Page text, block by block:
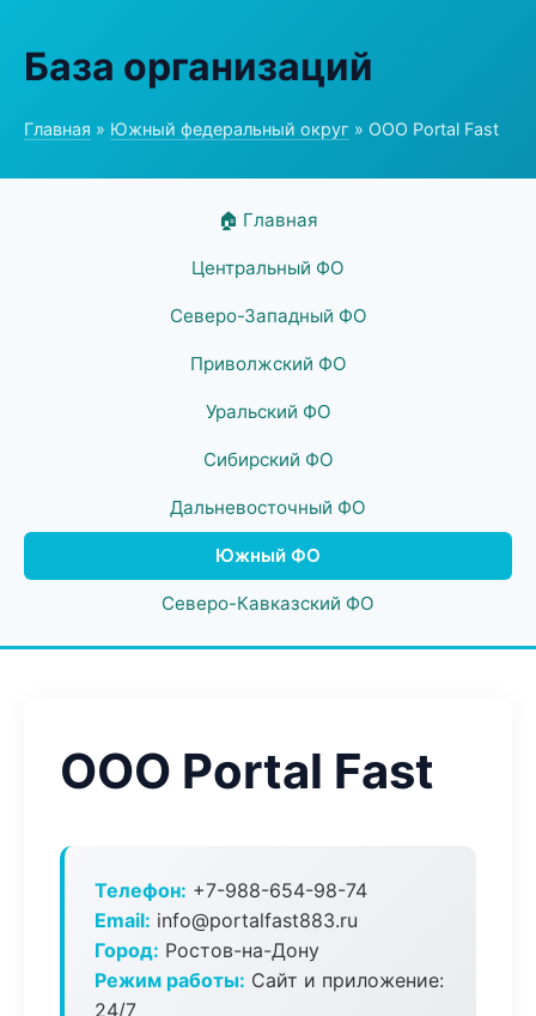
База организаций
Главная » Южный федеральный округ » ООО Portal Fast
🏠 Главная
Центральный ФО
Северо-Западный ФО
Приволжский ФО
Уральский ФО
Сибирский ФО
Дальневосточный ФО
Южный ФО
Северо-Кавказский ФО
ООО Portal Fast
Телефон: +7-988-654-98-74
Email: info@portalfast883.ru
Город: Ростов-на-Дону
Режим работы: Сайт и приложение:
24/7